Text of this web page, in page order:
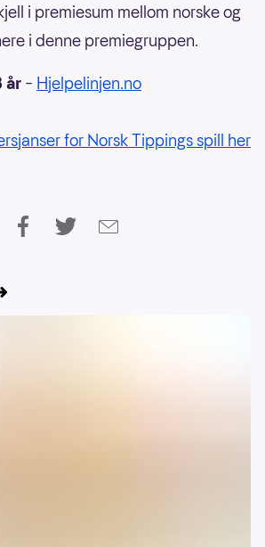
i premiesum mellom norske og
i denne premiegruppen.
år – Hjelpelinjen.no
for Norsk Tippings spill her